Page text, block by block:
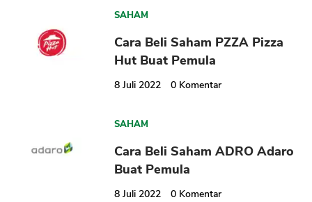
SAHAM
Cara Beli Saham PZZA Pizza
Hut Buat Pemula
8 Juli 2022 0 Komentar
SAHAM
Cara Beli Saham ADRO Adaro
Buat Pemula
8 Juli 2022 0 Komentar